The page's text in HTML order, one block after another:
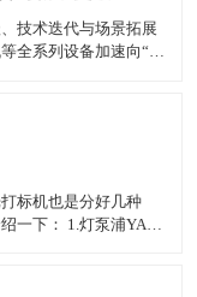
技术迭代与场景拓展
全系列设备加速向“高
标机也是分好几种
一下： 1.灯泵浦YAG
束。 2.